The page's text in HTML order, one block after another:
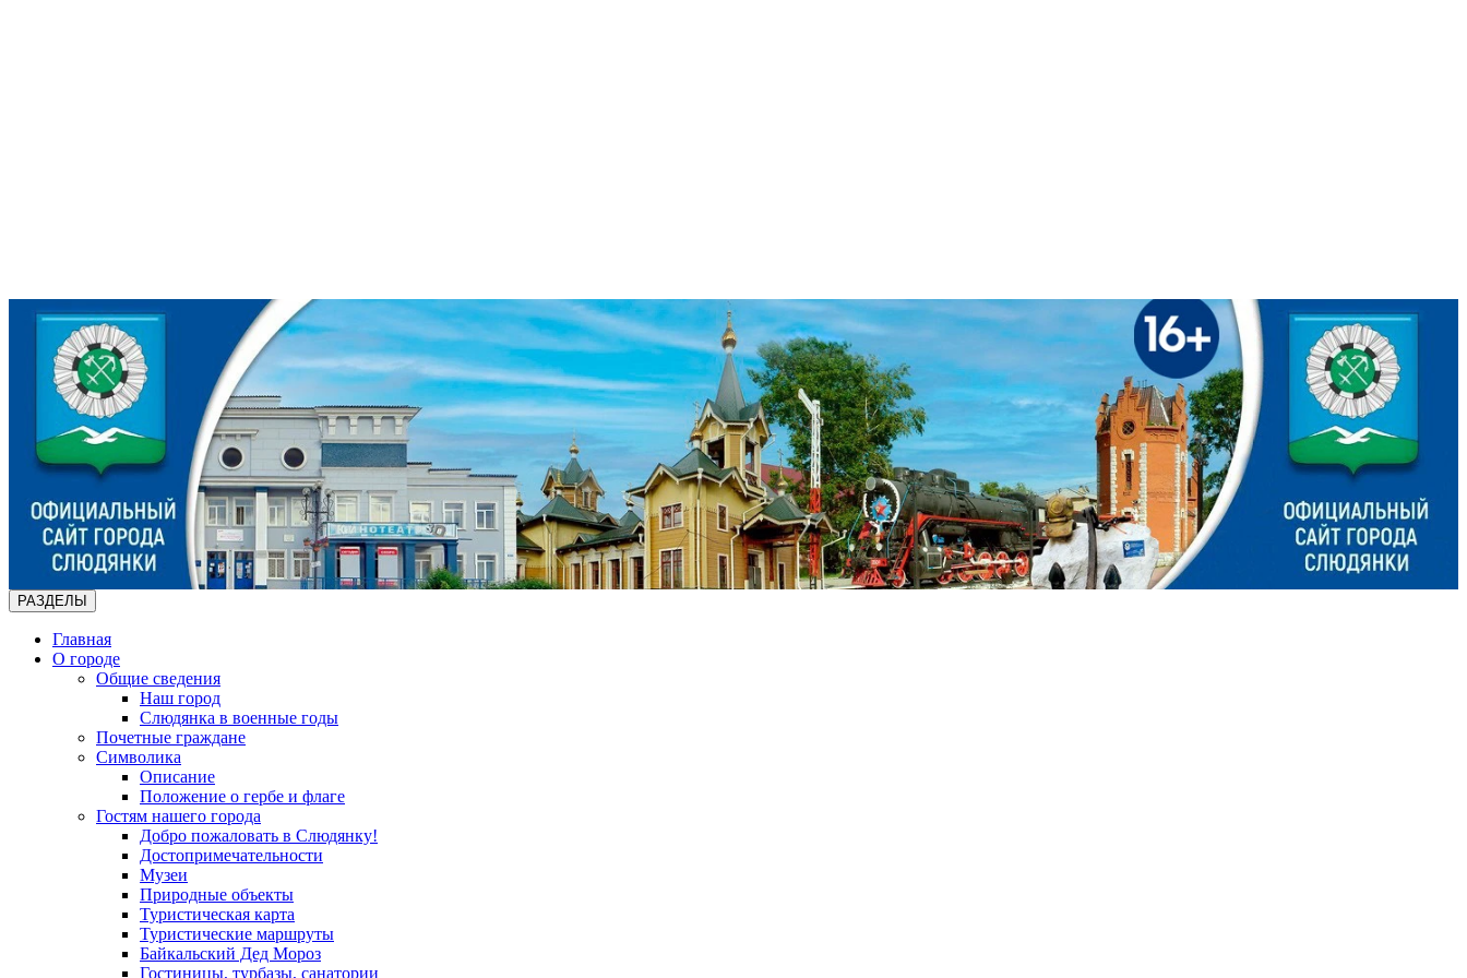
РАЗДЕЛЫ
Главная
О городе
Общие сведения
Наш город
Слюдянка в военные годы
Почетные граждане
Символика
Описание
Положение о гербе и флаге
Гостям нашего города
Добро пожаловать в Слюдянку!
Достопримечательности
Музеи
Природные объекты
Туристическая карта
Туристические маршруты
Байкальский Дед Мороз
Гостиницы, турбазы, санатории